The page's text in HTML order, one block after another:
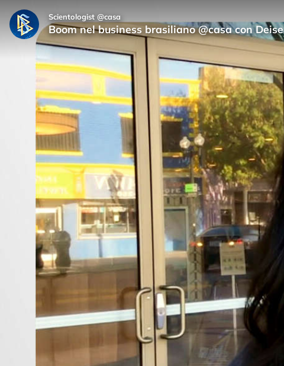
Scientologist @casa
Boom nel business brasiliano @casa con Deise